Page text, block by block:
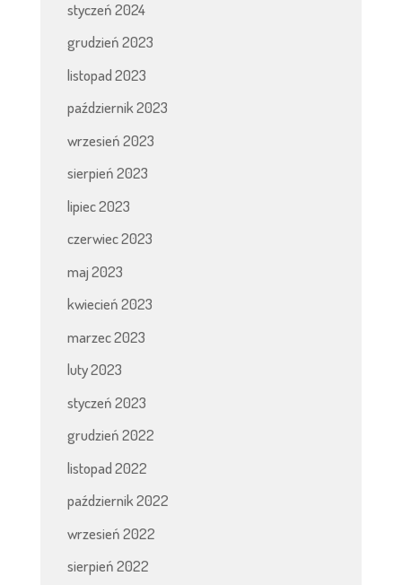
styczeń 2024
grudzień 2023
listopad 2023
październik 2023
wrzesień 2023
sierpień 2023
lipiec 2023
czerwiec 2023
maj 2023
kwiecień 2023
marzec 2023
luty 2023
styczeń 2023
grudzień 2022
listopad 2022
październik 2022
wrzesień 2022
sierpień 2022